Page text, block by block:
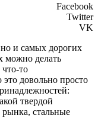
Facebook
Twitter
VK
и самых дорогих
можно делать
то
это довольно просто
твердой
стальные